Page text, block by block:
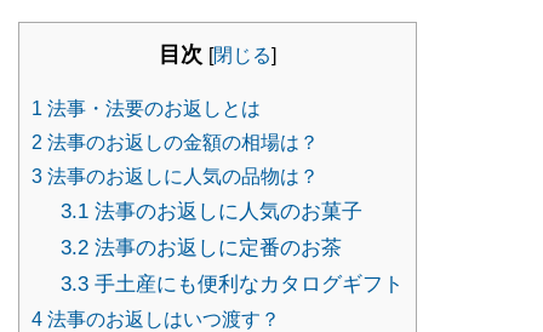
目次 [閉じる]
1 法事・法要のお返しとは
2 法事のお返しの金額の相場は？
3 法事のお返しに人気の品物は？
3.1法事のお返しに人気のお菓子
3.2法事のお返しに定番のお茶
3.3手土産にも便利なカタログギフト
4 法事のお返しはいつ渡す？